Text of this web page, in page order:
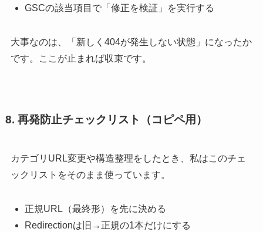
GSCの該当項目で「修正を検証」を実行する
大事なのは、「新しく404が発生しない状態」になったか
です。ここが止まれば収束です。
8. 再発防止チェックリスト（コピペ用）
カテゴリURL変更や構造整理をしたとき、私はこのチェ
ックリストをそのまま使っています。
正規URL（最終形）を先に決める
Redirectionは旧→正規の1本だけにする